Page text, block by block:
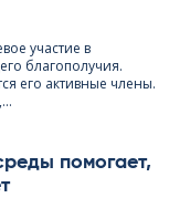
участие в
благополучия.
его активные члены.
помогает,